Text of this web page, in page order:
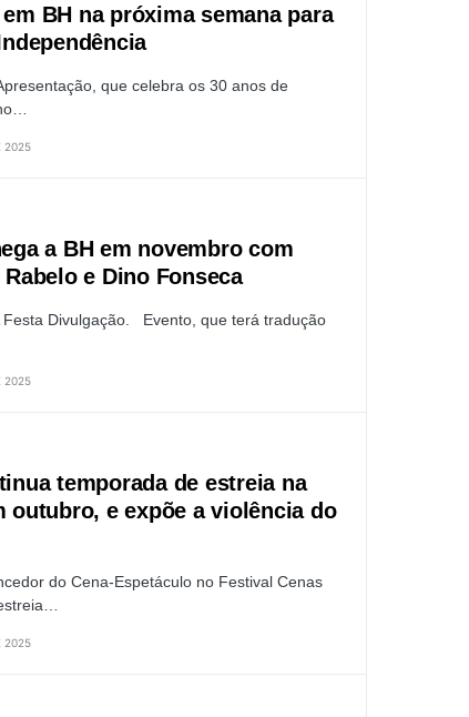
BH na próxima semana para
que celebra os 30 anos de
2025
a BH em novembro com
e Dino Fonseca
Festa Divulgação. Evento, que terá tradução
2025
temporada de estreia na
outubro, e expõe a violência do
do Cena-Espetáculo no Festival Cenas
2025